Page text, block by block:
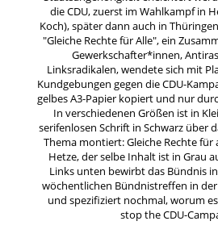
die CDU, zuerst im Wahlkampf in
Koch), später dann auch in
"Gleiche Rechte für Alle", ein
Gewerkschafter*innen,
Linksradikalen, wendete sich mit
Kundgebungen gegen die CDU-
gelbes A3-Papier kopiert und nur
In verschiedenen Größen ist in
serifenlosen Schrift in Schwarz über
Thema montiert: Gleiche Rechte für
Hetze, der selbe Inhalt ist in Grau
Links unten bewirbt das Bündnis
wöchentlichen Bündnistreffen in
und spezifiziert nochmal, worum
stop the CDU-